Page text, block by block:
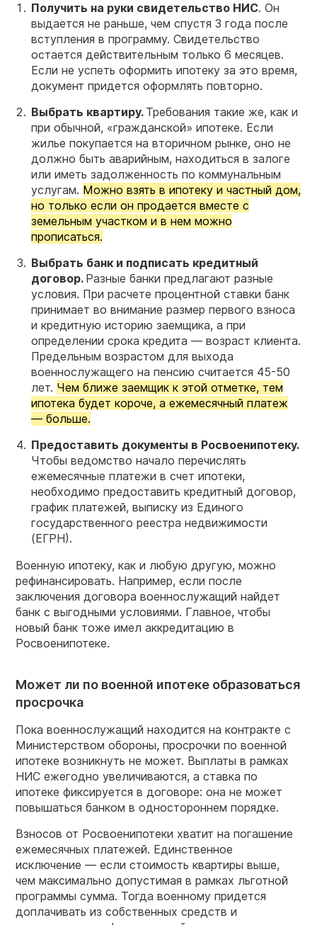
Получить на руки свидетельство НИС. Он
выдается не раньше, чем спустя 3 года после
вступления в программу. Свидетельство
остается действительным только 6 месяцев.
Если не успеть оформить ипотеку за это время,
документ придется оформлять повторно.
Выбрать квартиру. Требования такие же, как и
при обычной, «гражданской» ипотеке. Если
жилье покупается на вторичном рынке, оно не
должно быть аварийным, находиться в залоге
или иметь задолженность по коммунальным
услугам. Можно взять в ипотеку и частный дом,
но только если он продается вместе с
земельным участком и в нем можно
прописаться.
Выбрать банк и подписать кредитный
договор. Разные банки предлагают разные
условия. При расчете процентной ставки банк
принимает во внимание размер первого взноса
и кредитную историю заемщика, а при
определении срока кредита — возраст клиента.
Предельным возрастом для выхода
военнослужащего на пенсию считается 45-50
лет. Чем ближе заемщик к этой отметке, тем
ипотека будет короче, а ежемесячный платеж
— больше.
Предоставить документы в Росвоенипотеку.
Чтобы ведомство начало перечислять
ежемесячные платежи в счет ипотеки,
необходимо предоставить кредитный договор,
график платежей, выписку из Единого
государственного реестра недвижимости
(ЕГРН).
Военную ипотеку, как и любую другую, можно
рефинансировать. Например, если после
заключения договора военнослужащий найдет
банк с выгодными условиями. Главное, чтобы
новый банк тоже имел аккредитацию в
Росвоенипотеке.
Может ли по военной ипотеке образоваться
просрочка
Пока военнослужащий находится на контракте с
Министерством обороны, просрочки по военной
ипотеке возникнуть не может. Выплаты в рамках
НИС ежегодно увеличиваются, а ставка по
ипотеке фиксируется в договоре: она не может
повышаться банком в одностороннем порядке.
Взносов от Росвоенипотеки хватит на погашение
ежемесячных платежей. Единственное
исключение — если стоимость квартиры выше,
чем максимально допустимая в рамках льготной
программы сумма. Тогда военному придется
доплачивать из собственных средств и